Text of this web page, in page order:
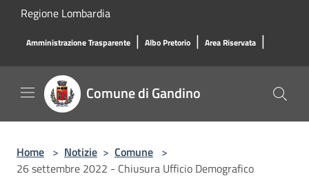
Salta al contenuto principale
Regione Lombardia
Amministrazione Trasparente | Albo Pretorio | Area Riservata |
Comune di Gandino
Home > Notizie > Comune >
26 settembre 2022 - Chiusura Ufficio Demografico